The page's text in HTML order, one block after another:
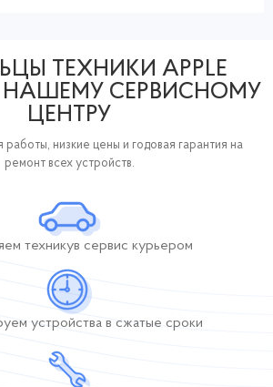
ТЕХНИКИ APPLE
НАШЕМУ СЕРВИСНОМУ
ЦЕНТРУ
работы, низкие цены и годовая гарантия на
ремонт всех устройств.
техникув сервис курьером
устройства в сжатые сроки